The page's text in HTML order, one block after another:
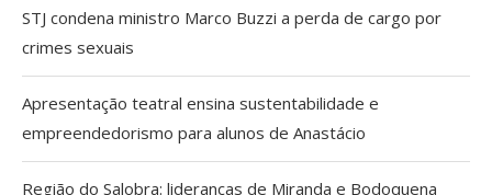
STJ condena ministro Marco Buzzi a perda de cargo por
crimes sexuais
Apresentação teatral ensina sustentabilidade e
empreendedorismo para alunos de Anastácio
Região do Salobra: lideranças de Miranda e Bodoquena